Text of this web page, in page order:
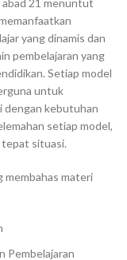
abad 21 menuntut
yang dinamis dan
pembelajaran yang
Setiap model
untuk
dengan kebutuhan
setiap model,
tepat situasi.
membahas materi
Pembelajaran